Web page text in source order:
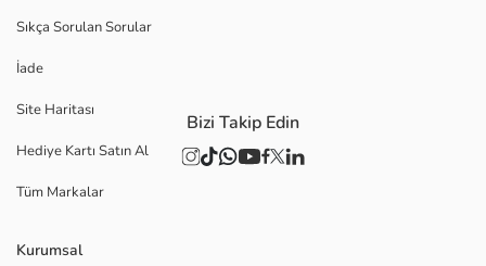
Sıkça Sorulan Sorular
İade
Site Haritası
Hediye Kartı Satın Al
Tüm Markalar
Kurumsal
Bizi Takip Edin